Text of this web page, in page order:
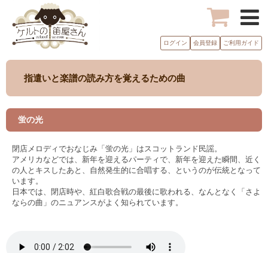
ログイン 会員登録 ご利用ガイド
指遣いと楽譜の読み方を覚えるための曲
蛍の光
閉店メロディでおなじみ「蛍の光」はスコットランド民謡。
アメリカなどでは、新年を迎えるパーティで、新年を迎えた瞬間、近く
の人とキスしたあと、自然発生的に合唱する、というのが伝統となって
います。
日本では、閉店時や、紅白歌合戦の最後に歌われる、なんとなく「さよ
ならの曲」のニュアンスがよく知られています。